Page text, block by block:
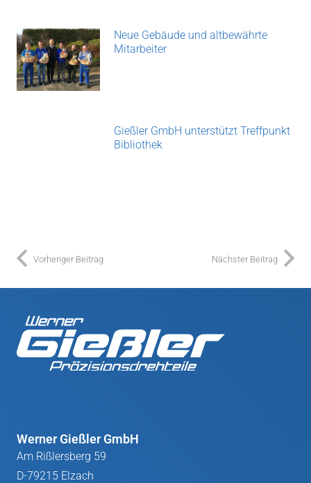
Neue Gebäude und altbewährte
Mitarbeiter
Gießler GmbH unterstützt Treffpunkt
Bibliothek
Vorheriger Beitrag Nächster Beitrag
Werner Gießler GmbH
Am Rißlersberg 59
D-79215 Elzach